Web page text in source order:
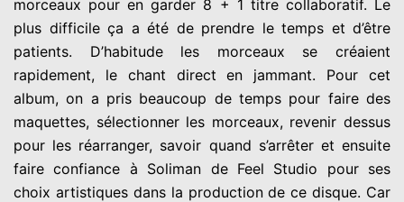
morceaux pour en garder 8 + 1 titre collaboratif. Le
plus difficile ça a été de prendre le temps et d’être
patients. D’habitude les morceaux se créaient
rapidement, le chant direct en jammant. Pour cet
album, on a pris beaucoup de temps pour faire des
maquettes, sélectionner les morceaux, revenir dessus
pour les réarranger, savoir quand s’arrêter et ensuite
faire confiance à Soliman de Feel Studio pour ses
choix artistiques dans la production de ce disque. Car